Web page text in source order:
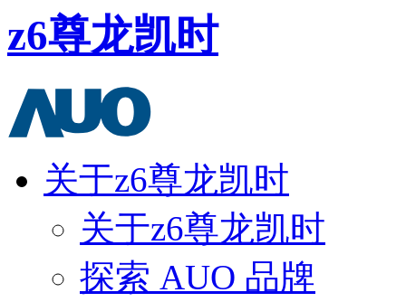
z6尊龙凯时
关于z6尊龙凯时
关于z6尊龙凯时
探索 AUO 品牌